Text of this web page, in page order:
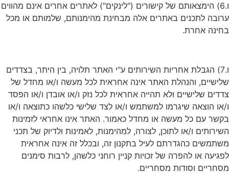
ו.6) הימצאותם של קישורים ("לינקים") לאתרים אחרים אינם מהווים
ערובה לתכנים באתרים אלה מבחינת מהימנותם, שלמותם או מכל
בחינה אחרת.
ו.7) הגבלת אחריות השירותים ע"י האתר תלויה, בין היתר, בצדדים
שלישיים, והנהלת האתר אינה אחראית לכל מעשה ו/או מחדל של
צדדים שלישיים ולא תהייה אחראית לכל נזק ו/או אובדן ו/או הפסד
ו/או הוצאה שיגרמו למשתמש ו/או לצד שלישי כלשהו כתוצאה ו/או
בקשר עם כל מעשה או מחדל כאמור. האתר אינו אחראי לזמינות
השירותים ו/או לתוכן, לצורה, למהימנות, לאמינות ולדיוק של תכני
משתמשים כהגדרתם לעיל בתקנון זה, ובכלל זה אינה אחראית
לפגיעה או להפרה של זכויות קניין רוחני כלשהן, לרבות סימנים
מסחריים וסודות מסחריים.